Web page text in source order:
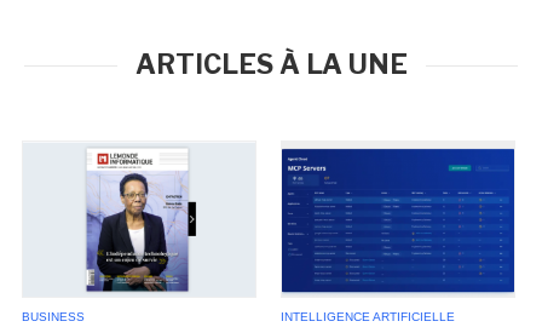
ARTICLES À LA UNE
BUSINESS INTELLIGENCE ARTIFICIELLE